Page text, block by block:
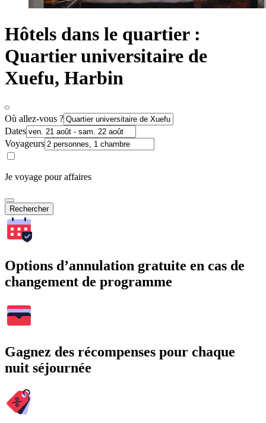
Hôtels dans le quartier :
Quartier universitaire de
Xuefu, Harbin
Où allez-vous ?
Dates
Voyageurs
Je voyage pour affaires
Rechercher
Options d’annulation gratuite en cas de
changement de programme
Gagnez des récompenses pour chaque
nuit séjournée